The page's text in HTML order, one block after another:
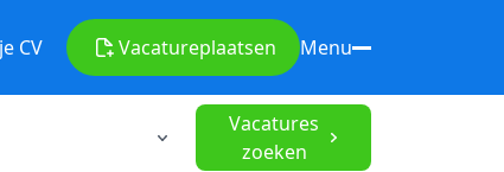
CV Vacatureplaatsen Menu
Vacatures
zoeken